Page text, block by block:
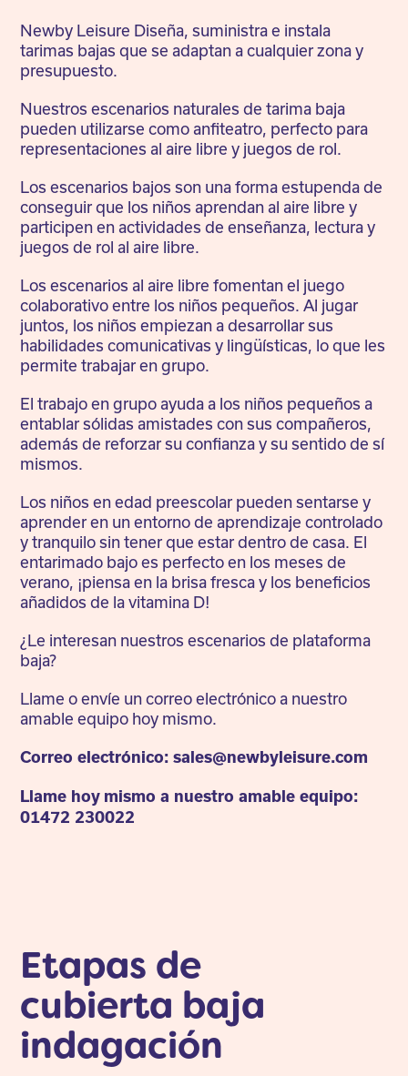
Newby Leisure Diseña, suministra e instala
tarimas bajas que se adaptan a cualquier zona y
presupuesto.
Nuestros escenarios naturales de tarima baja
pueden utilizarse como anfiteatro, perfecto para
representaciones al aire libre y juegos de rol.
Los escenarios bajos son una forma estupenda de
conseguir que los niños aprendan al aire libre y
participen en actividades de enseñanza, lectura y
juegos de rol al aire libre.
Los escenarios al aire libre fomentan el juego
colaborativo entre los niños pequeños. Al jugar
juntos, los niños empiezan a desarrollar sus
habilidades comunicativas y lingüísticas, lo que les
permite trabajar en grupo.
El trabajo en grupo ayuda a los niños pequeños a
entablar sólidas amistades con sus compañeros,
además de reforzar su confianza y su sentido de sí
mismos.
Los niños en edad preescolar pueden sentarse y
aprender en un entorno de aprendizaje controlado
y tranquilo sin tener que estar dentro de casa. El
entarimado bajo es perfecto en los meses de
verano, ¡piensa en la brisa fresca y los beneficios
añadidos de la vitamina D!
¿Le interesan nuestros escenarios de plataforma
baja?
Llame o envíe un correo electrónico a nuestro
amable equipo hoy mismo.
Correo electrónico: sales@newbyleisure.com
Llame hoy mismo a nuestro amable equipo:
01472 230022
Etapas de
cubierta baja
indagación